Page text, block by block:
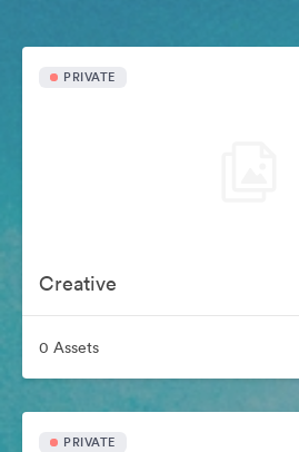
PRIVATE
Creative
0 Assets
PRIVATE